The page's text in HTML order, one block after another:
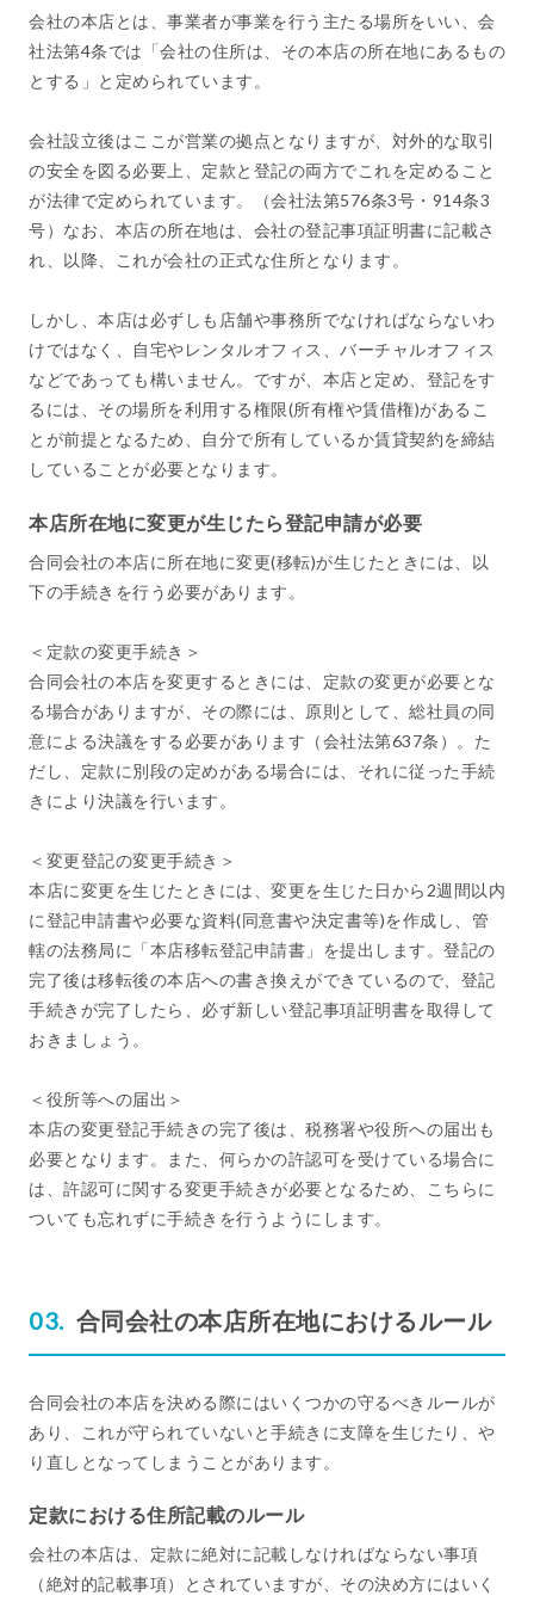
会社の本店とは、事業者が事業を行う主たる場所をいい、会
社法第4条では「会社の住所は、その本店の所在地にあるもの
とする」と定められています。
会社設立後はここが営業の拠点となりますが、対外的な取引
の安全を図る必要上、定款と登記の両方でこれを定めること
が法律で定められています。（会社法第576条3号・914条3
号）なお、本店の所在地は、会社の登記事項証明書に記載さ
れ、以降、これが会社の正式な住所となります。
しかし、本店は必ずしも店舗や事務所でなければならないわ
けではなく、自宅やレンタルオフィス、バーチャルオフィス
などであっても構いません。ですが、本店と定め、登記をす
るには、その場所を利用する権限(所有権や賃借権)があるこ
とが前提となるため、自分で所有しているか賃貸契約を締結
していることが必要となります。
本店所在地に変更が生じたら登記申請が必要
合同会社の本店に所在地に変更(移転)が生じたときには、以
下の手続きを行う必要があります。
＜定款の変更手続き＞
合同会社の本店を変更するときには、定款の変更が必要とな
る場合がありますが、その際には、原則として、総社員の同
意による決議をする必要があります（会社法第637条）。た
だし、定款に別段の定めがある場合には、それに従った手続
きにより決議を行います。
＜変更登記の変更手続き＞
本店に変更を生じたときには、変更を生じた日から2週間以内
に登記申請書や必要な資料(同意書や決定書等)を作成し、管
轄の法務局に「本店移転登記申請書」を提出します。登記の
完了後は移転後の本店への書き換えができているので、登記
手続きが完了したら、必ず新しい登記事項証明書を取得して
おきましょう。
＜役所等への届出＞
本店の変更登記手続きの完了後は、税務署や役所への届出も
必要となります。また、何らかの許認可を受けている場合に
は、許認可に関する変更手続きが必要となるため、こちらに
ついても忘れずに手続きを行うようにします。
合同会社の本店所在地におけるルール
合同会社の本店を決める際にはいくつかの守るべきルールが
あり、これが守られていないと手続きに支障を生じたり、や
り直しとなってしまうことがあります。
定款における住所記載のルール
会社の本店は、定款に絶対に記載しなければならない事項
（絶対的記載事項）とされていますが、その決め方にはいく